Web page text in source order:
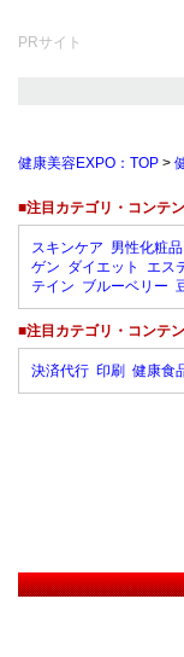
PRサイト
健康美容EXPO：TOP >
■注目カテゴリ・コンテ
スキンケア 男性化粧
ゲン ダイエット エス
テイン ブルーベリー
■注目カテゴリ・コンテ
決済代行 印刷 健康食